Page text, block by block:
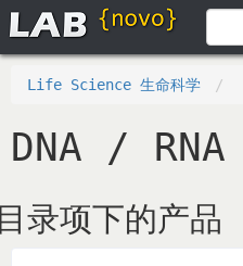
Life Science 生命科学
DNA /
录项下的产品